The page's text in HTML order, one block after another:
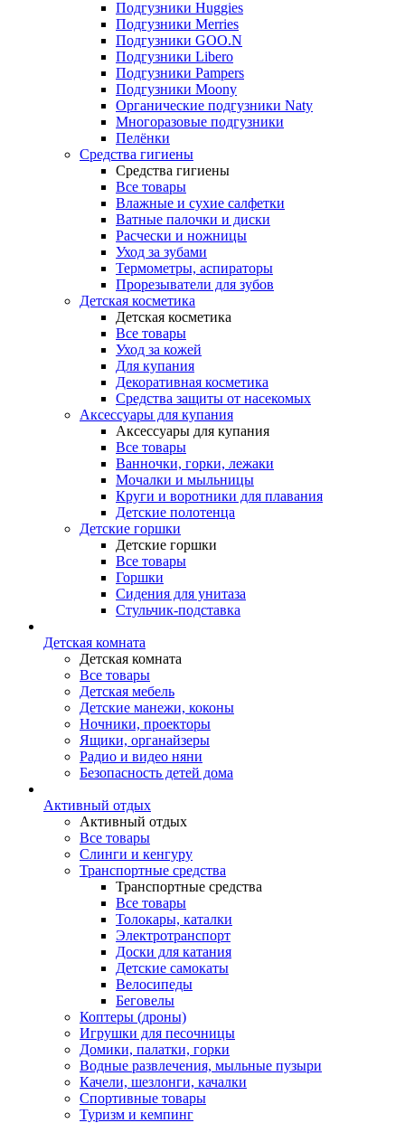
Подгузники Huggies
Подгузники Merries
Подгузники GOO.N
Подгузники Libero
Подгузники Pampers
Подгузники Moony
Органические подгузники Naty
Многоразовые подгузники
Пелёнки
Средства гигиены
Средства гигиены
Все товары
Влажные и сухие салфетки
Ватные палочки и диски
Расчески и ножницы
Уход за зубами
Термометры, аспираторы
Прорезыватели для зубов
Детская косметика
Детская косметика
Все товары
Уход за кожей
Для купания
Декоративная косметика
Средства защиты от насекомых
Аксессуары для купания
Аксессуары для купания
Все товары
Ванночки, горки, лежаки
Мочалки и мыльницы
Круги и воротники для плавания
Детские полотенца
Детские горшки
Детские горшки
Все товары
Горшки
Сидения для унитаза
Стульчик-подставка
Детская комната
Детская комната
Все товары
Детская мебель
Детские манежи, коконы
Ночники, проекторы
Ящики, органайзеры
Радио и видео няни
Безопасность детей дома
Активный отдых
Активный отдых
Все товары
Слинги и кенгуру
Транспортные средства
Транспортные средства
Все товары
Толокары, каталки
Электротранспорт
Доски для катания
Детские самокаты
Велосипеды
Беговелы
Коптеры (дроны)
Игрушки для песочницы
Домики, палатки, горки
Водные развлечения, мыльные пузыри
Качели, шезлонги, качалки
Спортивные товары
Туризм и кемпинг